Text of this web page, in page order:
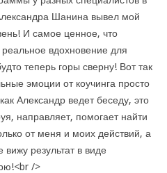
Шанина вывел мой
И самое ценное, что
реальное вдохновение для
теперь горы сверну! Вот так
эмоции от коучинга просто
Александр ведет беседу, это
направляет, помогает найти
от меня и моих действий, а
результат в виде
/>